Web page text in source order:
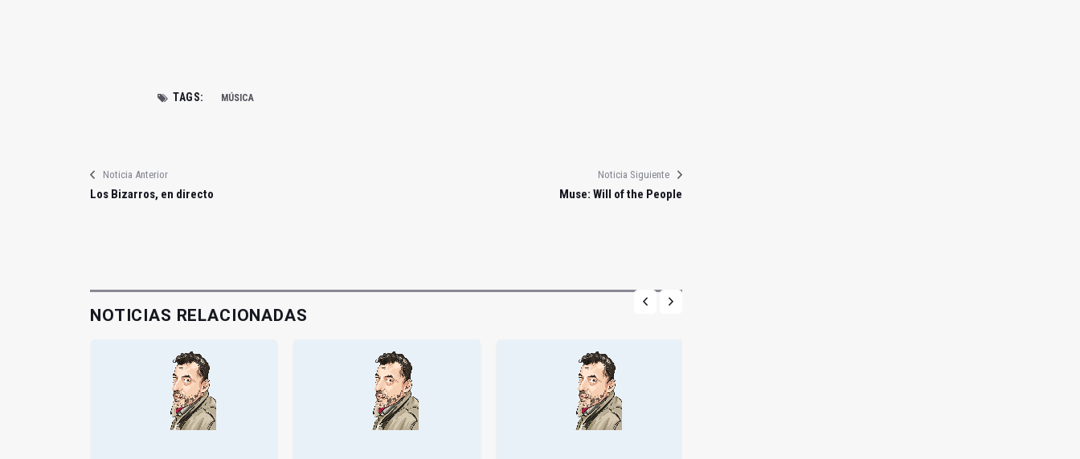
TAGS: MÚSICA
Noticia Anterior
Los Bizarros, en directo
Noticia Siguiente
Muse: Will of the People
NOTICIAS RELACIONADAS